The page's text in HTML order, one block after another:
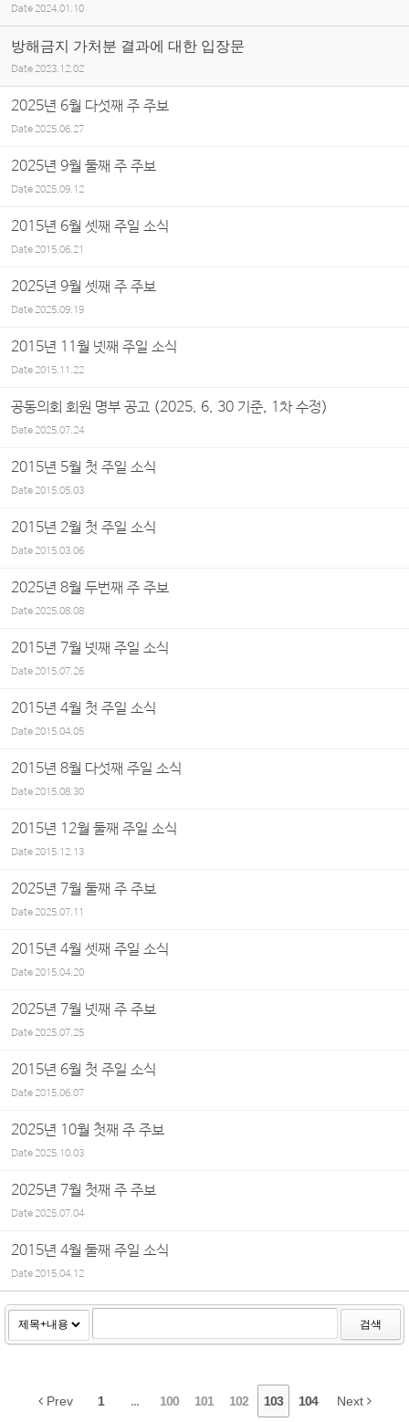
Date 2024.01.10
방해금지 가처분 결과에 대한 입장문
Date 2023.12.02
2025년 6월 다섯째 주 주보
Date2025.06.27
2025년 9월 둘째 주 주보
Date2025.09.12
2015년 6월 셋째 주일 소식
Date2015.06.21
2025년 9월 셋째 주 주보
Date2025.09.19
2015년 11월 넷째 주일 소식
Date2015.11.22
공동의회 회원 명부 공고 (2025. 6. 30 기준, 1차 수정)
Date2025.07.24
2015년 5월 첫 주일 소식
Date2015.05.03
2015년 2월 첫 주일 소식
Date2015.03.06
2025년 8월 두번째 주 주보
Date2025.08.08
2015년 7월 넷째 주일 소식
Date2015.07.26
2015년 4월 첫 주일 소식
Date2015.04.05
2015년 8월 다섯째 주일 소식
Date2015.08.30
2015년 12월 둘째 주일 소식
Date2015.12.13
2025년 7월 둘째 주 주보
Date2025.07.11
2015년 4월 셋째 주일 소식
Date2015.04.20
2025년 7월 넷째 주 주보
Date2025.07.25
2015년 6월 첫 주일 소식
Date2015.06.07
2025년 10월 첫째 주 주보
Date2025.10.03
2025년 7월 첫째 주 주보
Date2025.07.04
2015년 4월 둘째 주일 소식
Date2015.04.12
검색
Prev 1 ... 100 101 102 103 104 Next